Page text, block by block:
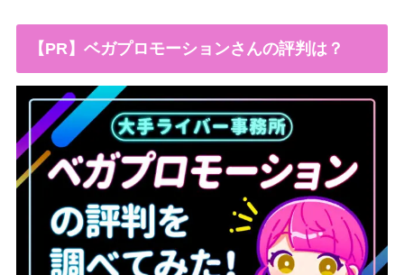
【PR】ベガプロモーションさんの評判は？